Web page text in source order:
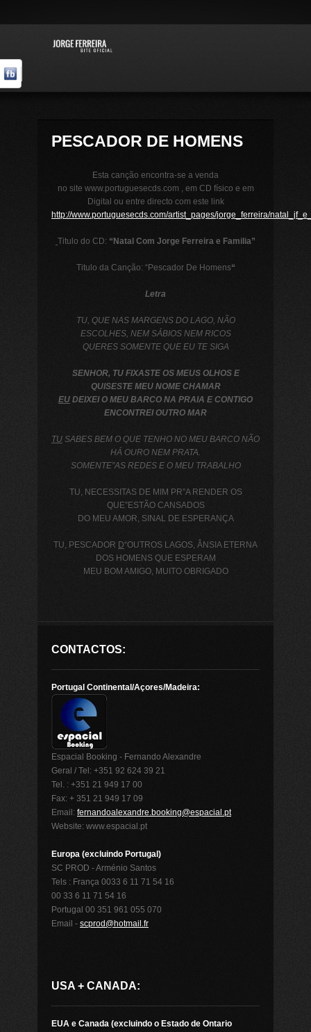
PESCADOR DE HOMENS
Esta canção encontra-se a venda
no site www.portuguesecds.com , em CD físico e em
Digital ou entre directo com este link
http://www.portuguesecds.com/artist_pages/jorge_ferreira/
Titulo do CD: “Natal Com Jorge Ferreira e Familia”
Titulo da Canção: “Pescador De Homens“
Letra
TU, QUE NAS MARGENS DO LAGO, NÃO
ESCOLHES, NEM SÁBIOS NEM RICOS
QUERES SOMENTE QUE EU TE SIGA
SENHOR, TU FIXASTE OS MEUS OLHOS E
QUISESTE MEU NOME CHAMAR
EU DEIXEI O MEU BARCO NA PRAIA E CONTIGO
ENCONTREI OUTRO MAR
TU SABES BEM O QUE TENHO NO MEU BARCO NÃO
HÁ OURO NEM PRATA.
SOMENTE”AS REDES E O MEU TRABALHO
TU, NECESSITAS DE MIM PR”A RENDER OS
QUE”ESTÃO CANSADOS
DO MEU AMOR, SINAL DE ESPERANÇA
TU, PESCADOR D“OUTROS LAGOS, ÂNSIA ETERNA
DOS HOMENS QUE ESPERAM
MEU BOM AMIGO, MUITO OBRIGADO
CONTACTOS:
Portugal Continental/Açores/Madeira:
Espacial Booking - Fernando Alexandre
Geral / Tel: +351 92 624 39 21
Tel. : +351 21 949 17 00
Fax: + 351 21 949 17 09
Email: fernandoalexandre.booking@espacial.pt
Website: www.espacial.pt
Europa (excluindo Portugal)
SC PROD - Arménio Santos
Tels : França 0033 6 11 71 54 16
00 33 6 11 71 54 16
Portugal 00 351 961 055 070
Email - scprod@hotmail.fr
USA + CANADA:
EUA e Canada (excluindo o Estado de Ontario